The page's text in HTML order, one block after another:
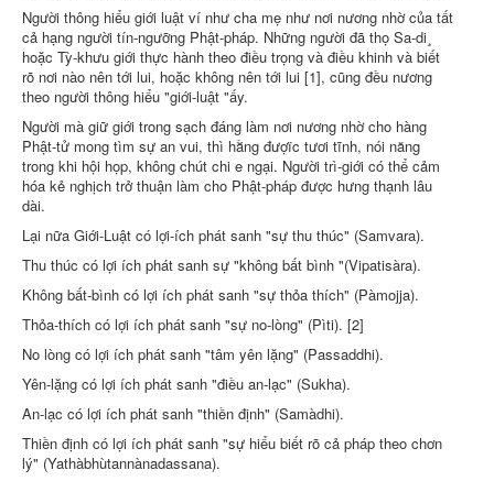
Người thông hiểu giới luật ví như cha mẹ như nơi nương nhờ của tất
cả hạng người tín-ngưỡng Phật-pháp. Những người đã thọ Sa-di¸
hoặc Tỳ-khưu giới thực hành theo điều trọng và điều khinh và biết
rõ nơi nào nên tới lui, hoặc không nên tới lui [1], cũng đều nương
theo người thông hiểu "giới-luật "ấy.
Người mà giữ giới trong sạch đáng làm nơi nương nhờ cho hàng
Phật-tử mong tìm sự an vui, thì hằng đượïc tươi tĩnh, nói năng
trong khi hội họp, không chút chi e ngại. Người trì-giới có thể cảm
hóa kẻ nghịch trở thuận làm cho Phật-pháp được hưng thạnh lâu
dài.
Lại nữa Giới-Luật có lợi-ích phát sanh "sự thu thúc" (Samvara).
Thu thúc có lợi ích phát sanh sự "không bất bình "(Vipatisàra).
Không bất-bình có lợi ích phát sanh "sự thỏa thích" (Pàmojja).
Thỏa-thích có lợi ích phát sanh "sự no-lòng" (Pìti). [2]
No lòng có lợi ích phát sanh "tâm yên lặng" (Passaddhi).
Yên-lặng có lợi ích phát sanh "điều an-lạc" (Sukha).
An-lạc có lợi ích phát sanh "thiền định" (Samàdhi).
Thiền định có lợi ích phát sanh "sự hiểu biết rõ cả pháp theo chơn
lý" (Yathàbhùtannànadassana).